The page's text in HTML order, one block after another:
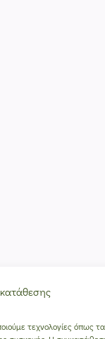
τεχνολογίες όπως